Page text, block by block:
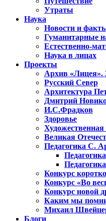
Утраты
Наука
Новости и
Гуманитарные
Естественно-
Наука в лицах
Проекты
Архив «Лицея».
Русский Север
Архитектура
Дмитрий
И.С.Фрадков
Здоровье
Великая
Педагогика С.
Конкурс
Конкурс «Во
Конкурс новой
Каким мы
Михаил
Блоги